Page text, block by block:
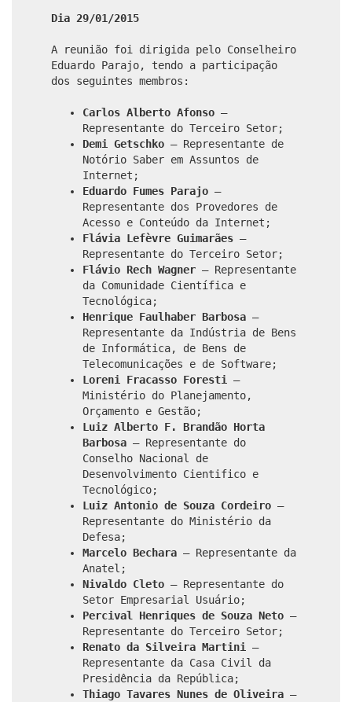
Dia 29/01/2015
A reunião foi dirigida pelo Conselheiro
Eduardo Parajo, tendo a participação
dos seguintes membros:
Carlos Alberto Afonso –
Representante do Terceiro Setor;
Demi Getschko – Representante de
Notório Saber em Assuntos de
Internet;
Eduardo Fumes Parajo –
Representante dos Provedores de
Acesso e Conteúdo da Internet;
Flávia Lefèvre Guimarães –
Representante do Terceiro Setor;
Flávio Rech Wagner – Representante
da Comunidade Científica e
Tecnológica;
Henrique Faulhaber Barbosa –
Representante da Indústria de Bens
de Informática, de Bens de
Telecomunicações e de Software;
Loreni Fracasso Foresti
–
Ministério do Planejamento,
Orçamento e Gestão;
Luiz Alberto F. Brandão Horta
Barbosa – Representante do
Conselho Nacional de
Desenvolvimento Cientifico e
Tecnológico;
Luiz Antonio de Souza Cordeiro –
Representante do Ministério da
Defesa;
Marcelo Bechara – Representante da
Anatel;
Nivaldo Cleto – Representante do
Setor Empresarial Usuário;
Percival Henriques de Souza Neto –
Representante do Terceiro Setor;
Renato da Silveira Martini
–
Representante da Casa Civil da
Presidência da República;
Thiago Tavares Nunes de Oliveira –